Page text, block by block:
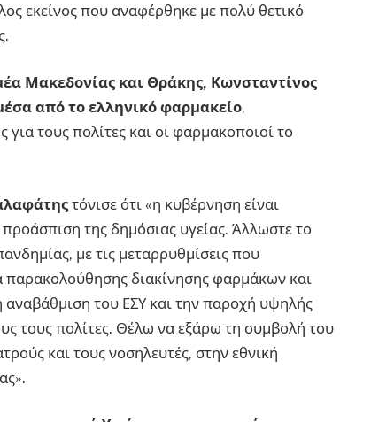
εκείνος που αναφέρθηκε με πολύ θετικό
Μακεδονίας και Θράκης, Κωνσταντίνος
από το ελληνικό φαρμακείο,
τους πολίτες και οι φαρμακοποιοί το
τόνισε ότι «η κυβέρνηση είναι
της δημόσιας υγείας. Άλλωστε το
με τις μεταρρυθμίσεις που
διακίνησης φαρμάκων και
του ΕΣΥ και την παροχή υψηλής
τους πολίτες. Θέλω να εξάρω τη συμβολή του
και τους νοσηλευτές, στην εθνική